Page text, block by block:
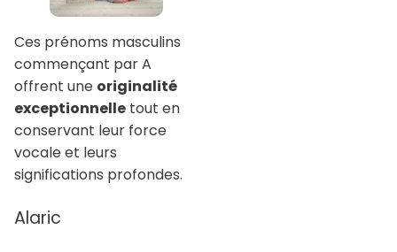
Ces prénoms masculins
commençant par A
offrent une originalité
exceptionnelle tout en
conservant leur force
vocale et leurs
significations profondes.
Alaric